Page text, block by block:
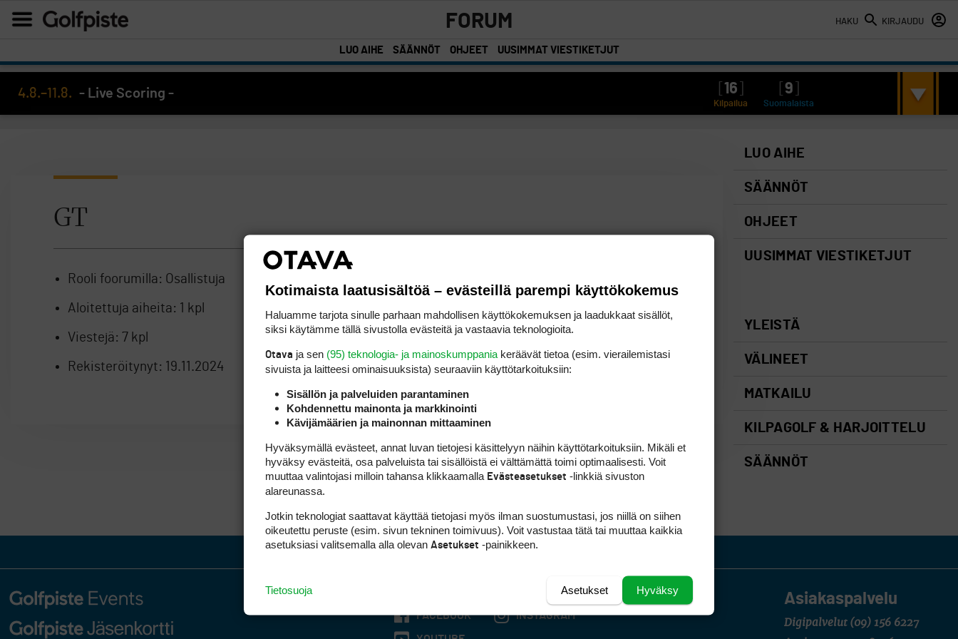
HAKU KIRJAUDU
FORUM
LUO AIHE SÄÄNNÖT OHJEET UUSIMMAT VIESTIKETJUT
4.8.–11.8. - Live Scoring - 16 9
Kilpailua Suomalaista
GT
Rooli foorumilla: Osallistuja
Aloitettuja aiheita: 1 kpl
Viestejä: 7 kpl
Rekisteröitynyt: 19.11.2024
LUO AIHE
SÄÄNNÖT
OHJEET
UUSIMMAT VIESTIKETJUT
YLEISTÄ
VÄLINEET
MATKAILU
KILPAGOLF & HARJOITTELU
SÄÄNNÖT
Asiakaspalvelu
Digipalvelut (09) 156 6227
FACEBOOK INSTAGRAM
Kotimaista laatusisältöä – evästeillä parempi käyttökokemus
Haluamme tarjota sinulle parhaan mahdollisen käyttökokemuksen ja laadukkaat sisällöt,
siksi käytämme tällä sivustolla evästeitä ja vastaavia teknologioita.
Otava ja sen (95) teknologia- ja mainoskumppania keräävät tietoa (esim. vierailemis­tasi
sivuista ja laitteesi ominaisuuk­sista) seuraaviin käyttötarkoituksiin:
Sisällön ja palveluiden parantaminen
Kohdennettu mainonta ja markkinointi
Kävijämäärien ja mainonnan mittaaminen
Hyväksymällä evästeet, annat luvan tietojesi käsittelyyn näihin käyttötarkoituksiin. Mikäli et
hyväksy evästeitä, osa palveluista tai sisällöistä ei välttämättä toimi optimaalisesti. Voit
muuttaa valintojasi milloin tahansa klikkaamalla Evästeasetukset -linkkiä sivuston
alareunassa.
Jotkin teknologiat saattavat käyttää tietojasi myös ilman suostumustasi, jos niillä on siihen
oikeutettu peruste (esim. sivun tekninen toimivuus). Voit vastustaa tätä tai muuttaa kaikkia
asetuksiasi valitsemalla alla olevan Asetukset -painikkeen.
Hyväksy
Asetukset
Tietosuoja